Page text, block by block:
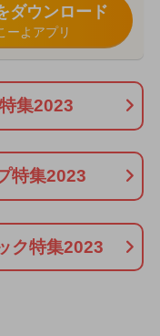
ダウンロード
ーよアプリ
集2023
特集2023
ク特集2023